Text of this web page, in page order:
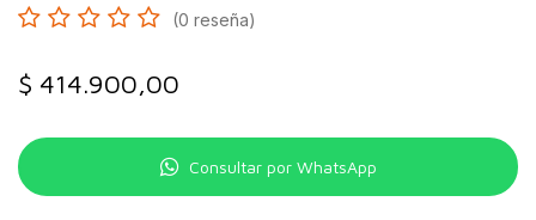
(0 reseña)
$ 414.900,00
Consultar por WhatsApp